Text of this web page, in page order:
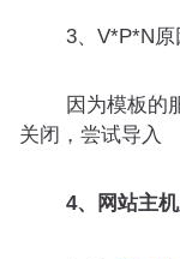
3、V*P*N原
因为模板的服
关闭，尝试导入
4、网站主